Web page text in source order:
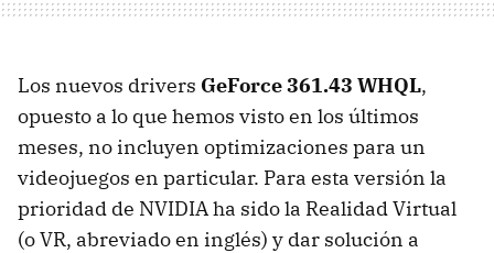
Los nuevos drivers GeForce 361.43 WHQL,
opuesto a lo que hemos visto en los últimos
meses, no incluyen optimizaciones para un
videojuegos en particular. Para esta versión la
prioridad de NVIDIA ha sido la Realidad Virtual
(o VR, abreviado en inglés) y dar solución a